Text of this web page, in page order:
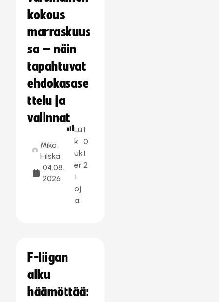
kokous
marraskuus
sa – näin
tapahtuvat
ehdokasase
ttelu ja
valinnat
Mika
Hilska
04.08.
2026
Lu
k
uk
er
t
oj
a:
1
0
1
2
F-liigan
alku
häämöttää: